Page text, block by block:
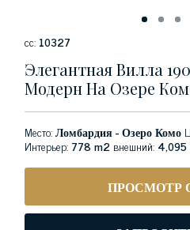
сс: 10327
Элегантная Вилла
Модерн На Озере
Место:Ломбардия - Озеро Комо
Интерьер: 778 m2 внешний:
ПРОСМОТР